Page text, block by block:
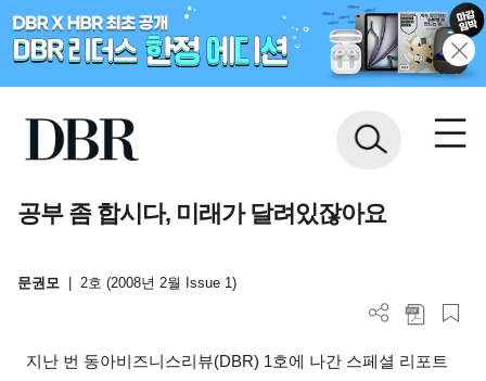
공부 좀 합시다, 미래가 달려있잖아요
문권모 2호 (2008년 2월 Issue 1)
지난 번 동아비즈니스리뷰(DBR) 1호에 나간 스페셜 리포트